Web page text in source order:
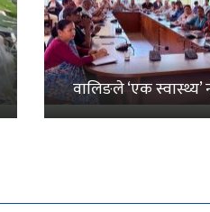
वालिङले ‘एक स्वास्थ्य’